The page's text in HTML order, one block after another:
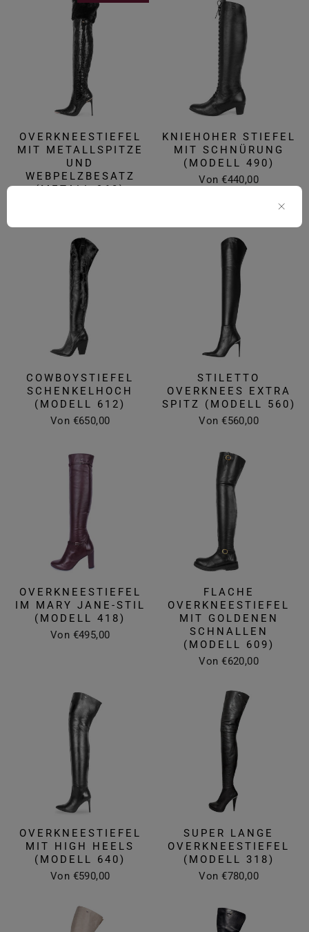
OVERKNEESTIEFEL
MIT METALLSPITZE
UND
WEBPELZBESATZ
(METALL 960)
KNIEHOHER STIEFEL
MIT SCHNÜRUNG
(MODELL 490)
Von €440,00
COWBOYSTIEFEL
SCHENKELHOCH
(MODELL 612)
Von €650,00
STILETTO
OVERKNEES EXTRA
SPITZ (MODELL 560)
Von €560,00
OVERKNEESTIEFEL
IM MARY JANE-STIL
(MODELL 418)
Von €495,00
FLACHE
OVERKNEESTIEFEL
MIT GOLDENEN
SCHNALLEN
(MODELL 609)
Von €620,00
OVERKNEESTIEFEL
MIT HIGH HEELS
(MODELL 640)
Von €590,00
SUPER LANGE
OVERKNEESTIEFEL
(MODELL 318)
Von €780,00